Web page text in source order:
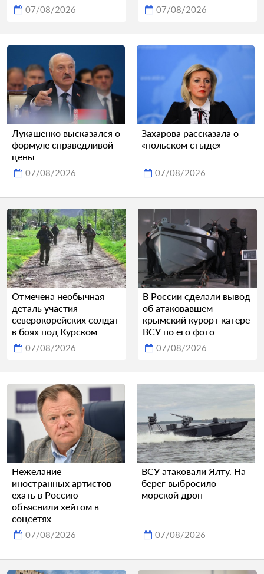
07/08/2026 07/08/2026
Лукашенко высказался о
формуле справедливой
цены
07/08/2026
Захарова рассказала о
«польском стыде»
07/08/2026
Отмечена необычная
деталь участия
северокорейских солдат
в боях под Курском
07/08/2026
В России сделали вывод
об атаковавшем
крымский курорт катере
ВСУ по его фото
07/08/2026
Нежелание
иностранных артистов
ехать в Россию
объяснили хейтом в
соцсетях
07/08/2026
ВСУ атаковали Ялту. На
берег выбросило
морской дрон
07/08/2026